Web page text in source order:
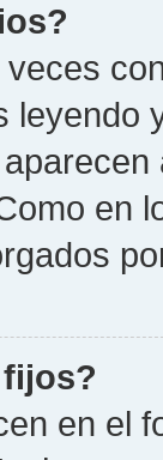
leyendo
en
en el